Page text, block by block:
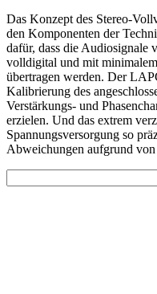
Das Konzept des Stereo-
den Komponenten der
dafür, dass die Audiosignale
volldigital und mit
übertragen werden. Der
Kalibrierung des
Verstärkungs- und
erzielen. Und das extrem
Spannungsversorgung so
Abweichungen aufgrund